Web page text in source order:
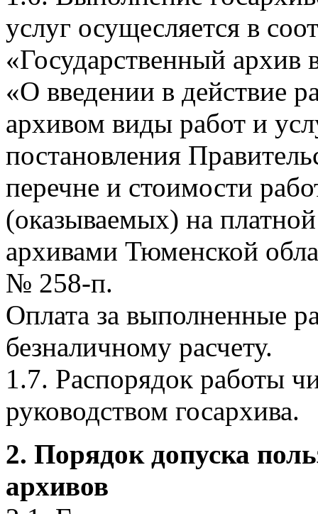
услуг осущесляется в
«Государственный
«О введении в действие
архивом виды работ и
постановления
перечне и стоимости
(оказываемых) на
архивами Тюменской
№ 258-п.
Оплата за выполненные
безналичному расчету.
1.7. Распорядок работы
руководством госархива.
2. Порядок допуска
архивов